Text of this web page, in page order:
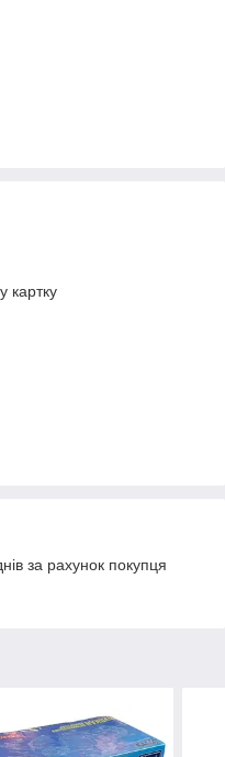
картку
за рахунок покупця